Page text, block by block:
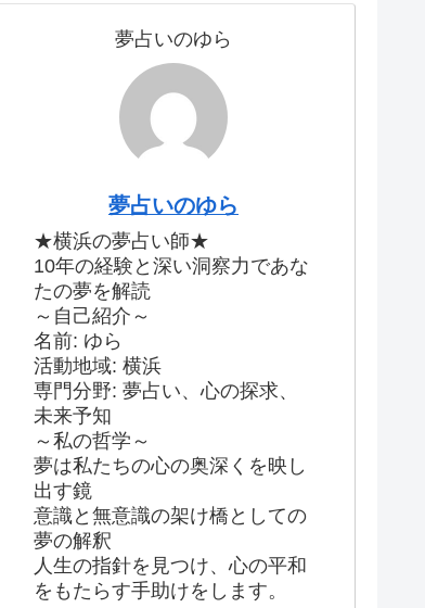
夢占いのゆら
夢占いのゆら
★横浜の夢占い師★
10年の経験と深い洞察力であな
たの夢を解読
～自己紹介～
名前: ゆら
活動地域: 横浜
専門分野: 夢占い、心の探求、
未来予知
～私の哲学～
夢は私たちの心の奥深くを映し
出す鏡
意識と無意識の架け橋としての
夢の解釈
人生の指針を見つけ、心の平和
をもたらす手助けをします。